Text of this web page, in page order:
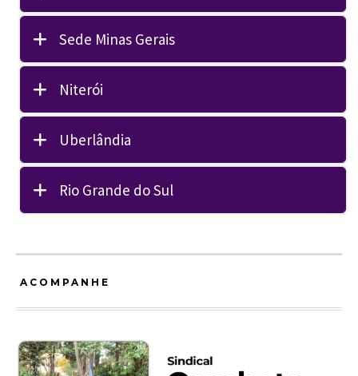
Sede Minas Gerais
Niterói
Uberlândia
Rio Grande do Sul
ACOMPANHE